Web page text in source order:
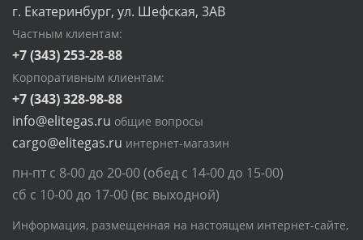
г. Екатеринбург, ул. Шефская, 3АВ
Частным клиентам:
+7 (343) 253-28-88
Корпоративным клиентам:
+7 (343) 328-98-88
info@elitegas.ru общие вопросы
cargo@elitegas.ru интернет-магазин
пн-пт с 8-00 до 20-00 (обед с 14-00 до 15-00)
сб с 10-00 до 17-00 (вс выходной)
Информация, размещенная на настоящем интернет-сайте,